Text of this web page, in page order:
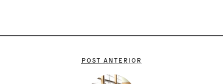
POST ANTERIOR